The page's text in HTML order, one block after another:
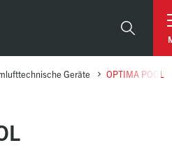
Suche
Geräte OPTIMA POOL